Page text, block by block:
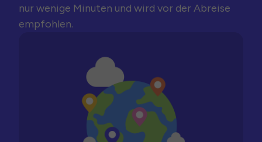
nur wenige Minuten und wird vor der Abreise
empfohlen.